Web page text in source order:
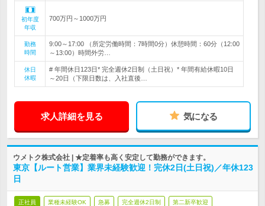
初年度
年収
700万円～1000万円
勤務
時間
9:00～17:00 （所定労働時間：7時間0分）休憩時間：60分（12:00
～13:00）時間外労…
休日
休暇
# 年間休日123日* 完全週休2日制（土日祝）* 年間有給休暇10日
～20日（下限日数は、入社直後…
求人詳細を見る 気になる
ウメトク株式会社 | ★定着率も高く安定して勤務ができます。
東京【ルート営業】業界未経験歓迎！完休2日(土日祝)／年休123
日
正社員 業種未経験OK 急募 完全週休2日制 第二新卒歓迎